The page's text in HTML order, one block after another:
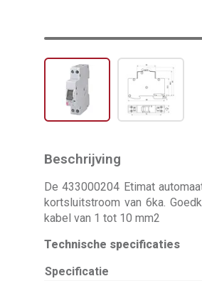
Beschrijving
De 433000204 Etimat
kortsluitstroom van 6ka.
kabel van 1 tot 10 mm2
Technische specificaties
Specificatie